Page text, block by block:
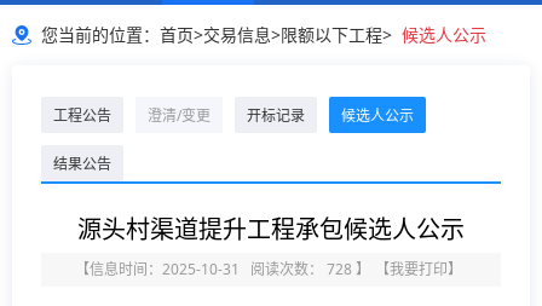
您当前的位置： 首页>交易信息>限额以下工程> 候选人公示
工程公告 澄清/变更 开标记录 候选人公示
结果公告
源头村渠道提升工程承包候选人公示
【信息时间：2025-10-31 阅读次数： 728 】 【我要打印】